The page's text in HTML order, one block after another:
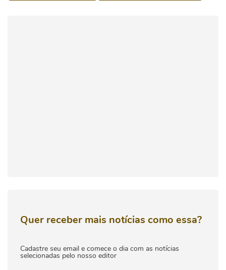
Quer receber mais notícias como essa?
Cadastre seu email e comece o dia com as notícias
selecionadas pelo nosso editor